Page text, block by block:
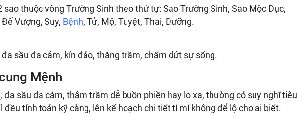
thuộc vòng Trường Sinh theo thứ tự: Sao Trường Sinh, Sao Mộc Dục,
Vượng, Suy, Bệnh, Tử, Mộ, Tuyệt, Thai, Dưỡng.
đa sầu đa cảm, kín đáo, thăng trầm, chấm dứt sự sống.
Mệnh
đa sầu đa cảm, thâm trầm dễ buồn phiền hay lo xa, thường có suy nghĩ tiêu
đều tính toán kỹ càng, lên kế hoạch chi tiết tỉ mỉ không để lộ cho ai biết.